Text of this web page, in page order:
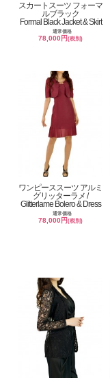
スカートスーツ フォーマ
ルブラック
Formal Black Jacket & Skirt
通常価格
78,000円(税別)
ワンピーススーツ アルミ
グリッターラメ /
Glitterlame Bolero & Dress
通常価格
78,000円(税別)